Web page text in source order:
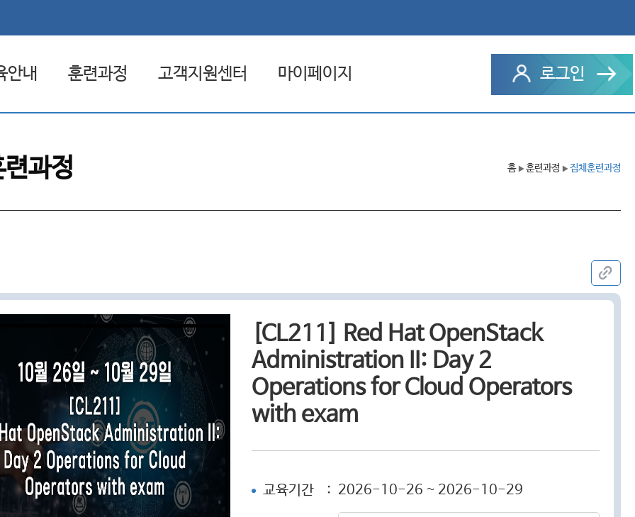
안내
배움카드
훈련과정
원격훈련과정
고객지원센터
원격지원서비스
마이페이지 로그인
과정 홈 ▶ 훈련과정 ▶ 집체훈련과정
[CL211] Red Hat OpenStack
Administration II: Day 2
Operations for Cloud Operators
with exam
교육기간 : 2026-10-26 ~ 2026-10-29